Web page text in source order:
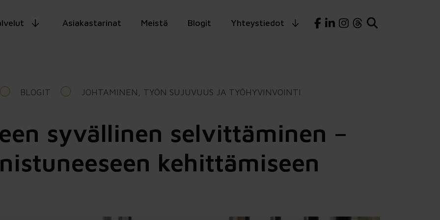
Asiakastarinat Meistä Blogit Yhteystiedot
BLOGIT JOHTAMINEN, TYÖN SUJUVUUS JA TYÖHYVINVOINTI
syvällinen selvittäminen –
kehittämiseen